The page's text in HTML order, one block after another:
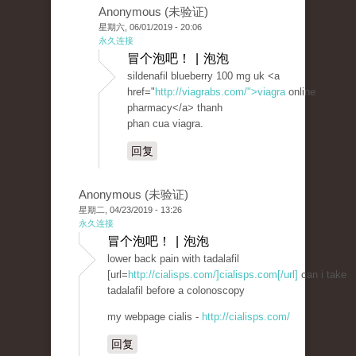
Anonymous (未验证)
星期六, 06/01/2019 - 20:06
永久连接
冒个泡吧！ | 泡泡
sildenafil blueberry 100 mg uk <a
href=" http://viagrabs.com/">viagraonline
pharmacy</a> thanh
phan cua viagra.
回复
Anonymous (未验证)
星期二, 04/23/2019 - 13:26
永久连接
冒个泡吧！ | 泡泡
lower back pain with tadalafil
[url= http://cialisps.com/]cialisps.com[/url] can i take
tadalafil before a colonoscopy
my webpage cialis - http://cialisps.com/
回复